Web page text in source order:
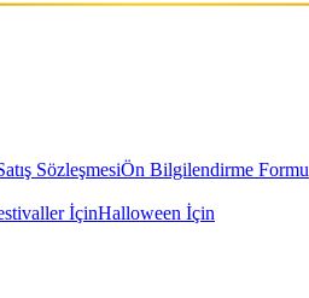
SözleşmesiÖn Bilgilendirme Formu
İçinHalloween İçin